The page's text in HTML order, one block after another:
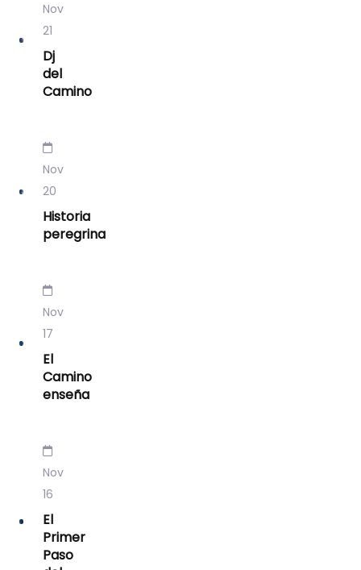
Nov
21
Dj
del
Camino
Nov
20
Historia
peregrina
Nov
17
El
Camino
enseña
Nov
16
El
Primer
Paso